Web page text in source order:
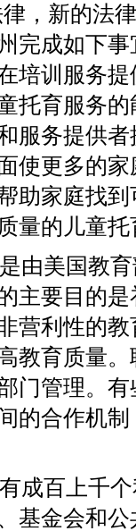
，新的法
完成如下
培训服务
托育服务
服务提供
使更多的
助家庭找
量的儿童
由美国教
主要目的
营利性的
教育质量
门管理。
的合作机
成百上千
基金会和